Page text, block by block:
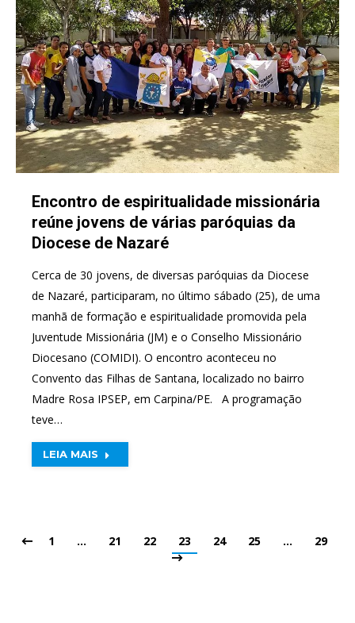
Encontro de espiritualidade missionária
reúne jovens de várias paróquias da
Diocese de Nazaré
Cerca de 30 jovens, de diversas paróquias da Diocese
de Nazaré, participaram, no último sábado (25), de uma
manhã de formação e espiritualidade promovida pela
Juventude Missionária (JM) e o Conselho Missionário
Diocesano (COMIDI). O encontro aconteceu no
Convento das Filhas de Santana, localizado no bairro
Madre Rosa IPSEP, em Carpina/PE. A programação
teve…
LEIA MAIS
1 … 21 22 23 24 25 … 29